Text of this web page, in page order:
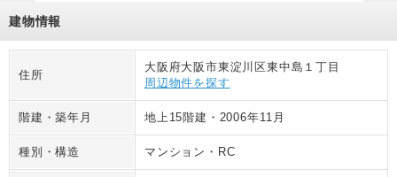
建物情報
住所
大阪府大阪市東淀川区東中島１丁目
周辺物件を探す
階建・築年月 地上15階建 ・ 2006年11月
種別・構造 マンション ・ RC